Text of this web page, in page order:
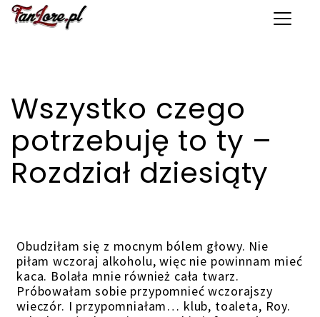
Toggle
Wszystko czego
potrzebuję to ty –
Rozdział dziesiąty
Obudziłam się z mocnym bólem głowy. Nie
piłam wczoraj alkoholu, więc nie powinnam mieć
kaca. Bolała mnie również cała twarz.
Próbowałam sobie przypomnieć wczorajszy
wieczór. I przypomniałam… klub, toaleta, Roy.